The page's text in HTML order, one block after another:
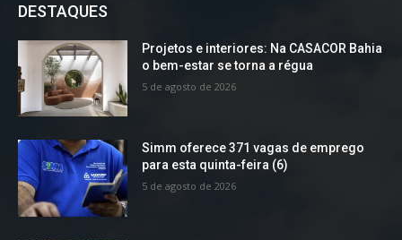
DESTAQUES
Projetos e interiores: Na CASACOR Bahia
o bem-estar se torna a régua
5 de agosto de 2026
Simm oferece 371 vagas de emprego
para esta quinta-feira (6)
5 de agosto de 2026